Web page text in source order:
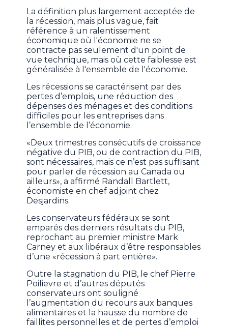
La définition plus largement acceptée de
la récession, mais plus vague, fait
référence à un ralentissement
économique où l'économie ne se
contracte pas seulement d'un point de
vue technique, mais où cette faiblesse est
généralisée à l'ensemble de l'économie.
Les récessions se caractérisent par des
pertes d’emplois, une réduction des
dépenses des ménages et des conditions
difficiles pour les entreprises dans
l’ensemble de l’économie.
«Deux trimestres consécutifs de croissance
négative du PIB, ou de contraction du PIB,
sont nécessaires, mais ce n’est pas suffisant
pour parler de récession au Canada ou
ailleurs», a affirmé Randall Bartlett,
économiste en chef adjoint chez
Desjardins.
Les conservateurs fédéraux se sont
emparés des derniers résultats du PIB,
reprochant au premier ministre Mark
Carney et aux libéraux d’être responsables
d’une «récession à part entière».
Outre la stagnation du PIB, le chef Pierre
Poilievre et d’autres députés
conservateurs ont souligné
l’augmentation du recours aux banques
alimentaires et la hausse du nombre de
faillites personnelles et de pertes d’emploi